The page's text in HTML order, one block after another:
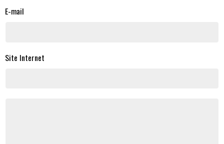
E-mail
Site Internet